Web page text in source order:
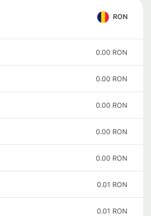
RON
0.00 RON
0.00 RON
0.00 RON
0.00 RON
0.00 RON
0.01 RON
0.01 RON